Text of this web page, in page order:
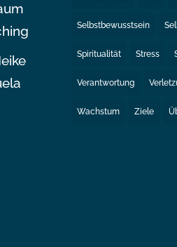
Selbstbewusstsein
Spiritualität Stress
Verantwortung
Wachstum Ziele